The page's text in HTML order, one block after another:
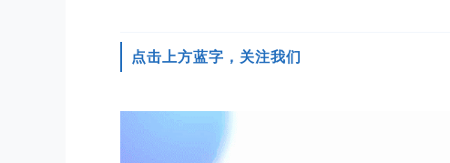
点击上方蓝字，关注我们